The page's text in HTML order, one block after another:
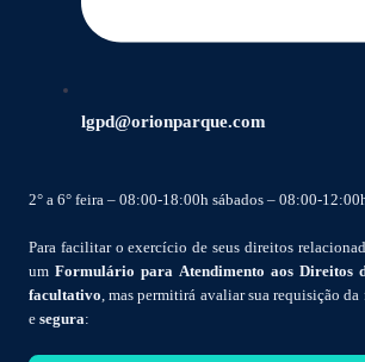
lgpd@orionparque.com
2° a 6° feira – 08:00-18:00h sábados – 08:00-
Para facilitar o exercício de seus direitos
um Formulário para Atendimento aos Direitos
facultativo , mas permitirá avaliar sua requisição
e segura: